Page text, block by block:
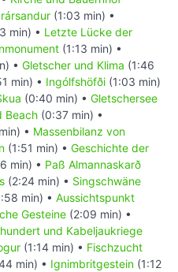
(1:03 min) •
min) • Letzte Lücke der
(1:13 min) •
• Gletscher und Klima (1:46
min) • Ingólfshöfði (1:03 min)
(0:40 min) • Gletschersee
Beach (0:37 min) •
• Massenbilanz von
(1:51 min) • Geschichte der
min) • Paß Almannaskarð
(2:24 min) • Singschwäne
min) • Aussichtspunkt
Gesteine (2:09 min) •
und Kabeljaukriege
(1:14 min) • Fischzucht
min) • Ignimbritgestein (1:12